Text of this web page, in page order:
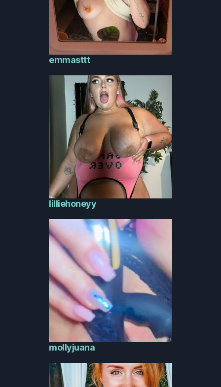
emmasttt
lilliehoneyy
mollyjuana